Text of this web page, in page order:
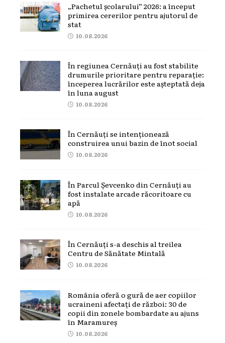
„Pachetul școlarului” 2026: a început
primirea cererilor pentru ajutorul de
stat
10.08.2026
În regiunea Cernăuți au fost stabilite
drumurile prioritare pentru reparație:
începerea lucrărilor este așteptată deja
în luna august
10.08.2026
În Cernăuți se intenționează
construirea unui bazin de înot social
10.08.2026
În Parcul Șevcenko din Cernăuți au
fost instalate arcade răcoritoare cu
apă
10.08.2026
În Cernăuți s-a deschis al treilea
Centru de Sănătate Mintală
10.08.2026
România oferă o gură de aer copiilor
ucraineni afectați de război: 30 de
copii din zonele bombardate au ajuns
în Maramureș
10.08.2026